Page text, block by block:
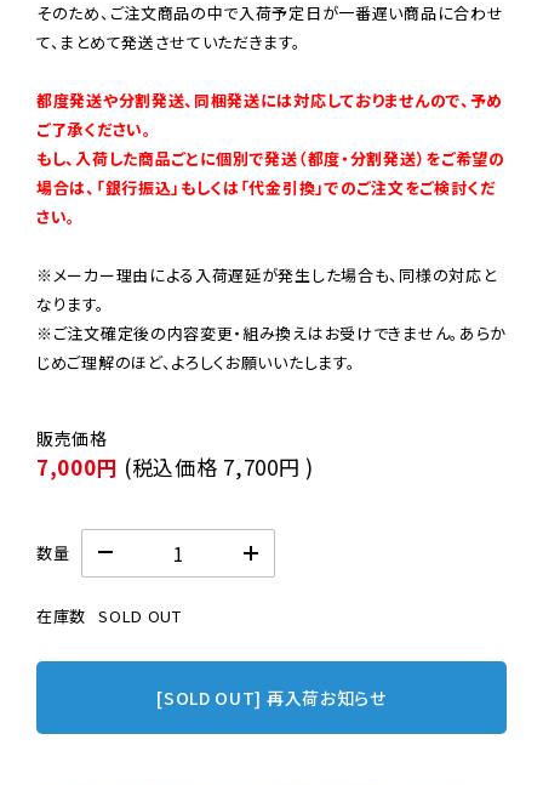
そのため、ご注文商品の中で入荷予定日が一番遅い商品に合わせ
て、まとめて発送させていただきます。
都度発送や分割発送、同梱発送には対応しておりませんので、予め
ご了承ください。
もし、入荷した商品ごとに個別で発送（都度・分割発送）をご希望の
場合は、「銀行振込」もしくは「代金引換」でのご注文をご検討くだ
さい。
※メーカー理由による入荷遅延が発生した場合も、同様の対応と
なります。
※ご注文確定後の内容変更・組み換えはお受けできません。あらか
じめご理解のほど、よろしくお願いいたします。
7,000円 (税込価格 7,700円 )
数量
在庫数 SOLD OUT
[SOLD OUT] 再入荷お知らせ